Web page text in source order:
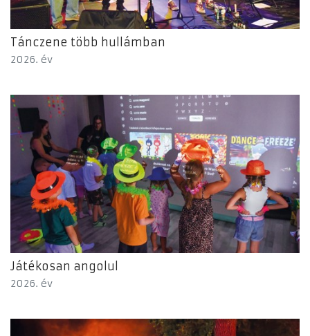
Tánczene több hullámban
2026. év
Játékosan angolul
2026. év